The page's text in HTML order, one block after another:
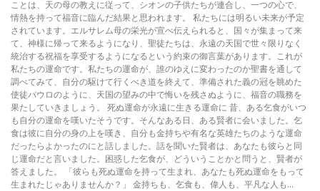
ことは、天の母の教えに従って、シオンの子供たちが連合し、一つの心で、
情熱を持って福音に臨んだ結果と思われます。 私たちには明るい未来が予定
されています。エルサレム母の栄光が宣べ伝えられると、国々が集まって来
て、神様に帰って来るようになり、聖徒たちは、永遠の天国で世々限りなく
統治する祝福を享受するようになるという約束の御言葉があります。これが
私たちの運命です。私たちの運命が、誰のゆえに変わったのか聖書を通して
調べてみて、自分の駆けて行くべき道を終えて、準備された義の冠を眺めた
使徒パウロのように、天国の望みの中で悔いを残さぬように、福音の職務を
果たしていきましょう。 死ぬ運命が永遠に生きる運命に 昔、ある乞食がいつ
も自分の運命を嘆いたそうです。そんなある日、ある賢者に会いました。乞
食は彼に自分の身の上を嘆き、自分も金持ちや有名な英雄たちのような運命
だったらよかったのにと話しました。話を聞いた賢者は、あなたも彼らと同
じ運命だと言いました。困惑した乞食が、どういうことかと問うと、賢者が
答えました。 「彼らも死ぬ運命を持って生まれ、あなたも死ぬ運命をもって
生まれたじゃありませんか？」 金持ちも、乞食も、偉人も、平凡な人も...